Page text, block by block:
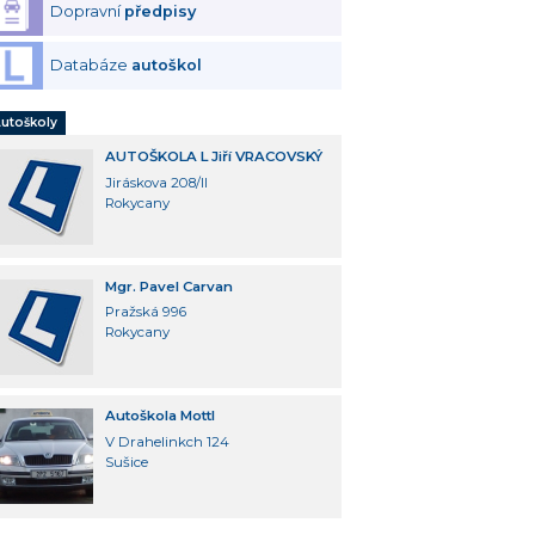
Dopravní předpisy
Databáze autoškol
AUTOŠKOLA L Jiří VRACOVSKÝ
Jiráskova 208/II
Rokycany
Mgr. Pavel Carvan
Pražská 996
Rokycany
Autoškola Mottl
V Drahelinkch 124
Sušice